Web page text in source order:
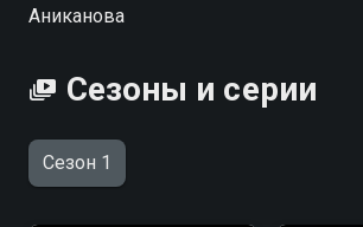
Посмотреть онлайн 1 сезон сериала
хорошем HD качестве на Смотрёшке
Аниканова
Сезоны и серии
Сезон 1